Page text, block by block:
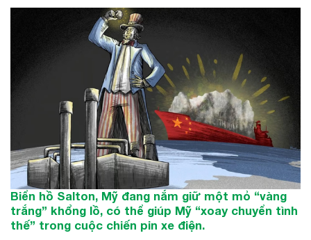
Biển hồ Salton, Mỹ đang nắm giữ một mỏ “vàng
trắng” khổng lồ, có thể giúp Mỹ “xoay chuyển tình
thế” trong cuộc chiến pin xe điện.